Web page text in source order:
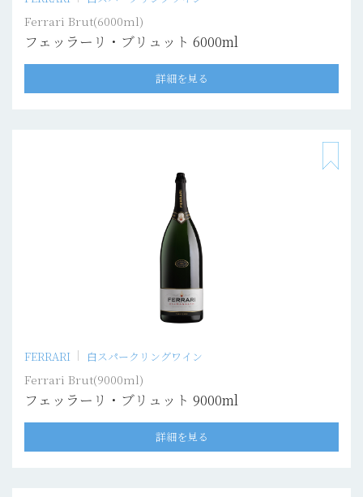
Ferrari Brut(6000ml)
フェッラーリ・ブリュット 6000ml
詳細を見る
FERRARI 白スパークリングワイン
Ferrari Brut(9000ml)
フェッラーリ・ブリュット 9000ml
詳細を見る